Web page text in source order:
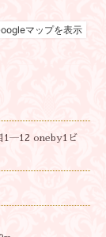
1―12 oneby1ビ